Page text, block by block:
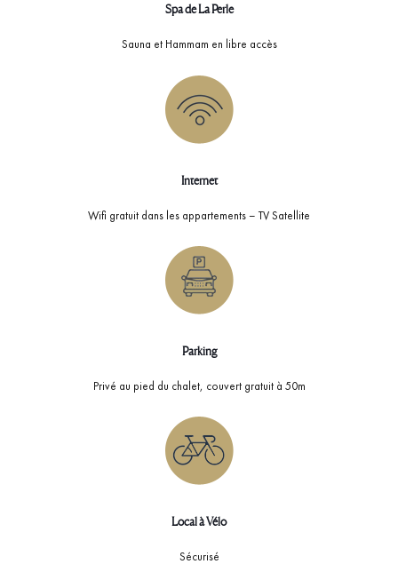
Spa de La Perle
Sauna et Hammam en libre accès
Internet
Wifi gratuit dans les appartements – TV Satellite
Parking
Privé au pied du chalet, couvert gratuit à 50m
Local à Vélo
Sécurisé